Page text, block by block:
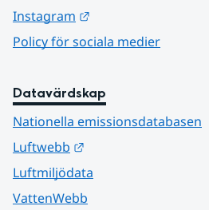
Instagram
Policy för sociala medier
Datavärdskap
Nationella emissionsdatabasen
Luftwebb
Luftmiljödata
VattenWebb